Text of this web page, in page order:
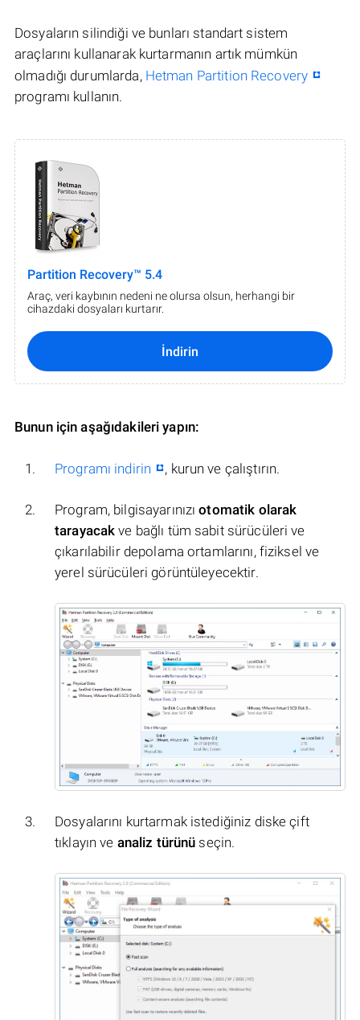
Dosyaların silindiği ve bunları standart sistem
araçlarını kullanarak kurtarmanın artık mümkün
olmadığı durumlarda, Hetman Partition Recovery
programı kullanın.
Partition Recovery™ 5.4
Araç, veri kaybının nedeni ne olursa olsun, herhangi bir
cihazdaki dosyaları kurtarır.
İndirin
Bunun için aşağıdakileri yapın:
Programı indirin , kurun ve çalıştırın.
Program, bilgisayarınızıotomatik olarak
tarayacak ve bağlı tüm sabit sürücüleri ve
çıkarılabilir depolama ortamlarını, fiziksel ve
yerel sürücüleri görüntüleyecektir.
Dosyalarını kurtarmak istediğiniz diske çift
tıklayın ve analiz türünü seçin.